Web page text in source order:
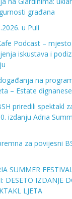
građana
u Puli
Podcast –
iskustava i
na
– Estate dignanese
priredili spektakl
izdanju Adria
za povijesni
SUMMER
DESETO IZDANJE
LJETA